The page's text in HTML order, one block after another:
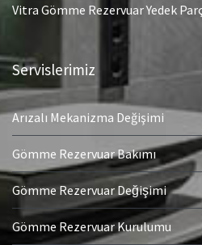
Vitra Gömme Rezervuar Yedek
Servislerimiz
Arızalı Mekanizma Değişimi
Gömme Rezervuar Bakımı
Gömme Rezervuar Değişimi
Gömme Rezervuar Kurulumu